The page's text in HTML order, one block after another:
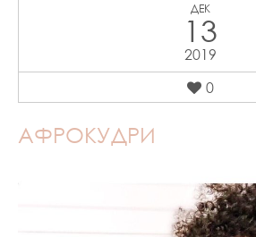
ДЕК
13
2019
0
АФРОКУДРИ